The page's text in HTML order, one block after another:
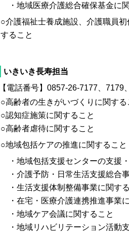
・地域医療介護総合確保基金に
○介護福祉士養成施設、 介護職員初
すること
いきいき長寿担当
【電話番号】0857-26-7177、7179
○高齢者の生きがいづくりに関する
○認知症施策に関すること
○高齢者虐待に関すること
○地域包括ケアの推進に関すること
・地域包括支援センターの支援
・介護予防・日常生活支援総合
・生活支援体制整備事業に関す
・在宅・医療介護連携推進事業
・地域ケア会議に関すること
・地域リハビリテーション活動